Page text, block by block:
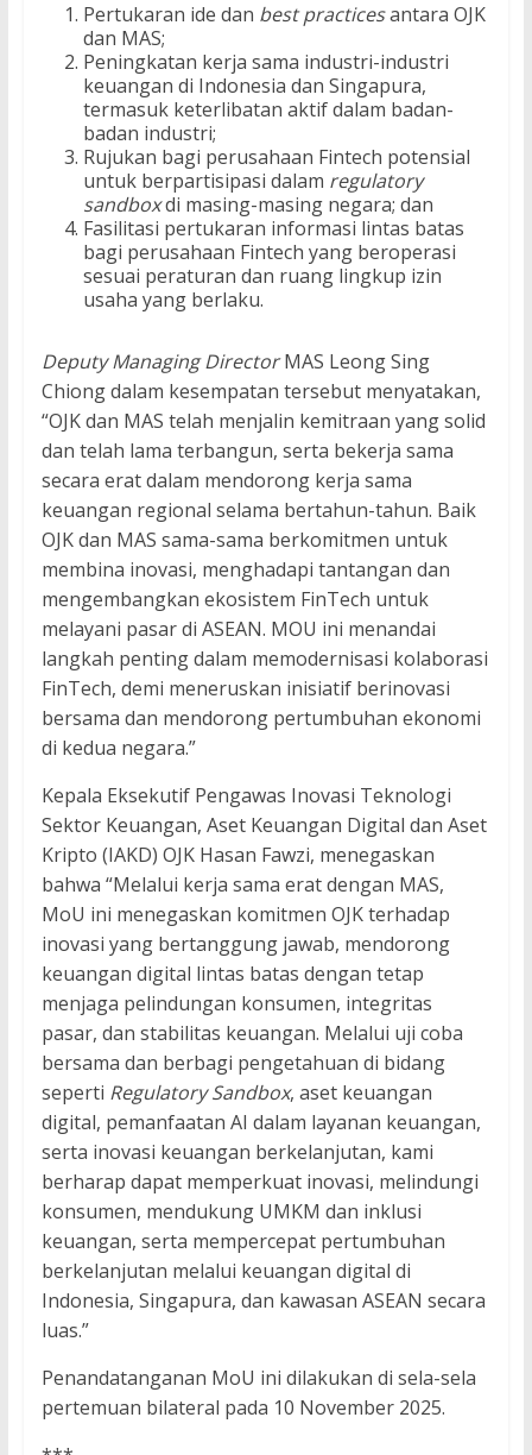
Pertukaran ide dan best practicesantara OJK
dan MAS;
Peningkatan kerja sama industri-industri
keuangan di Indonesia dan Singapura,
termasuk keterlibatan aktif dalam badan-
badan industri;
Rujukan bagi perusahaan Fintech potensial
untuk berpartisipasi dalam regulatory
sandboxdi masing-masing negara; dan
Fasilitasi pertukaran informasi lintas batas
bagi perusahaan Fintech yang beroperasi
sesuai peraturan dan ruang lingkup izin
usaha yang berlaku.
Deputy Managing DirectorMAS Leong Sing
Chiong dalam kesempatan tersebut menyatakan,
“OJK dan MAS telah menjalin kemitraan yang solid
dan telah lama terbangun, serta bekerja sama
secara erat dalam mendorong kerja sama
keuangan regional selama bertahun-tahun. Baik
OJK dan MAS sama-sama berkomitmen untuk
membina inovasi, menghadapi tantangan dan
mengembangkan ekosistem FinTech untuk
melayani pasar di ASEAN. MOU ini menandai
langkah penting dalam memodernisasi kolaborasi
FinTech, demi meneruskan inisiatif berinovasi
bersama dan mendorong pertumbuhan ekonomi
di kedua negara.”
Kepala Eksekutif Pengawas Inovasi Teknologi
Sektor Keuangan, Aset Keuangan Digital dan Aset
Kripto (IAKD) OJK Hasan Fawzi, menegaskan
bahwa “Melalui kerja sama erat dengan MAS,
MoU ini menegaskan komitmen OJK terhadap
inovasi yang bertanggung jawab, mendorong
keuangan digital lintas batas dengan tetap
menjaga pelindungan konsumen, integritas
pasar, dan stabilitas keuangan. Melalui uji coba
bersama dan berbagi pengetahuan di bidang
seperti Regulatory Sandbox, aset keuangan
digital, pemanfaatan AI dalam layanan keuangan,
serta inovasi keuangan berkelanjutan, kami
berharap dapat memperkuat inovasi, melindungi
konsumen, mendukung UMKM dan inklusi
keuangan, serta mempercepat pertumbuhan
berkelanjutan melalui keuangan digital di
Indonesia, Singapura, dan kawasan ASEAN secara
luas.”
Penandatanganan MoU ini dilakukan di sela-sela
pertemuan bilateral pada 10 November 2025.